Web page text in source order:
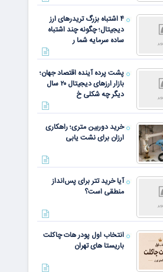
۴ اشتباه بزرگ تریدرهای ارز
دیجیتال؛ چگونه چند اشتباه
ساده سرمایه شما ر
پشت پرده آینده اقتصاد جهان؛
بازار ارزهای دیجیتال ۲۰ سال
دیگر چه شکلی خ
خرید دوربین متری؛ راهکاری
ارزان برای نشت یابی
آیا خرید تتر برای پس‌انداز
منطقی است؟
انتخاب اول پودر هات چاکلت
باریستا های تهران